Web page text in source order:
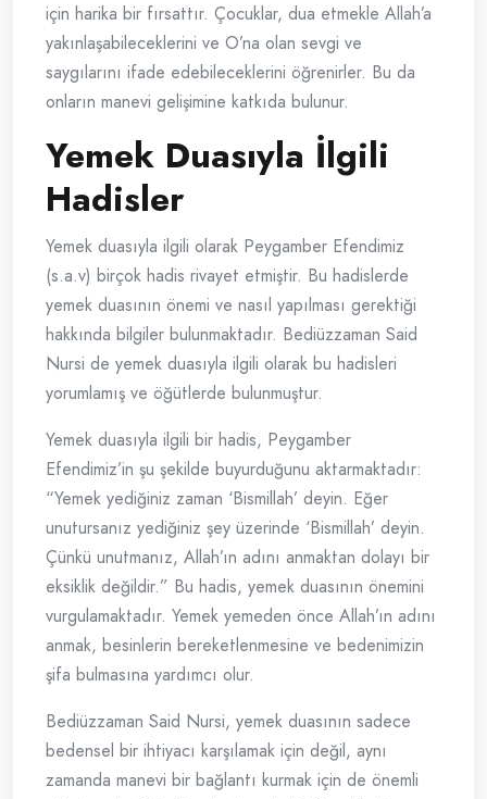
için harika bir fırsattır. Çocuklar, dua etmekle Allah’a
yakınlaşabileceklerini ve O’na olan sevgi ve
saygılarını ifade edebileceklerini öğrenirler. Bu da
onların manevi gelişimine katkıda bulunur.
Yemek Duasıyla İlgili
Hadisler
Yemek duasıyla ilgili olarak Peygamber Efendimiz
(s.a.v) birçok hadis rivayet etmiştir. Bu hadislerde
yemek duasının önemi ve nasıl yapılması gerektiği
hakkında bilgiler bulunmaktadır. Bediüzzaman Said
Nursi de yemek duasıyla ilgili olarak bu hadisleri
yorumlamış ve öğütlerde bulunmuştur.
Yemek duasıyla ilgili bir hadis, Peygamber
Efendimiz’in şu şekilde buyurduğunu aktarmaktadır:
“Yemek yediğiniz zaman ‘Bismillah’ deyin. Eğer
unutursanız yediğiniz şey üzerinde ‘Bismillah’ deyin.
Çünkü unutmanız, Allah’ın adını anmaktan dolayı bir
eksiklik değildir.” Bu hadis, yemek duasının önemini
vurgulamaktadır. Yemek yemeden önce Allah’ın adını
anmak, besinlerin bereketlenmesine ve bedenimizin
şifa bulmasına yardımcı olur.
Bediüzzaman Said Nursi, yemek duasının sadece
bedensel bir ihtiyacı karşılamak için değil, aynı
zamanda manevi bir bağlantı kurmak için de önemli